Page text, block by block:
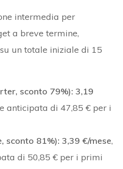
intermedia per
a breve termine,
un totale iniziale di 15
sconto 79%): 3,19
anticipata di 47,85 € per i
sconto 81%): 3,39 €/mese,
di 50,85 € per i primi